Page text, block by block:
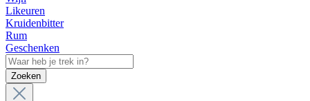
Likeuren
Kruidenbitter
Rum
Geschenken
Zoeken